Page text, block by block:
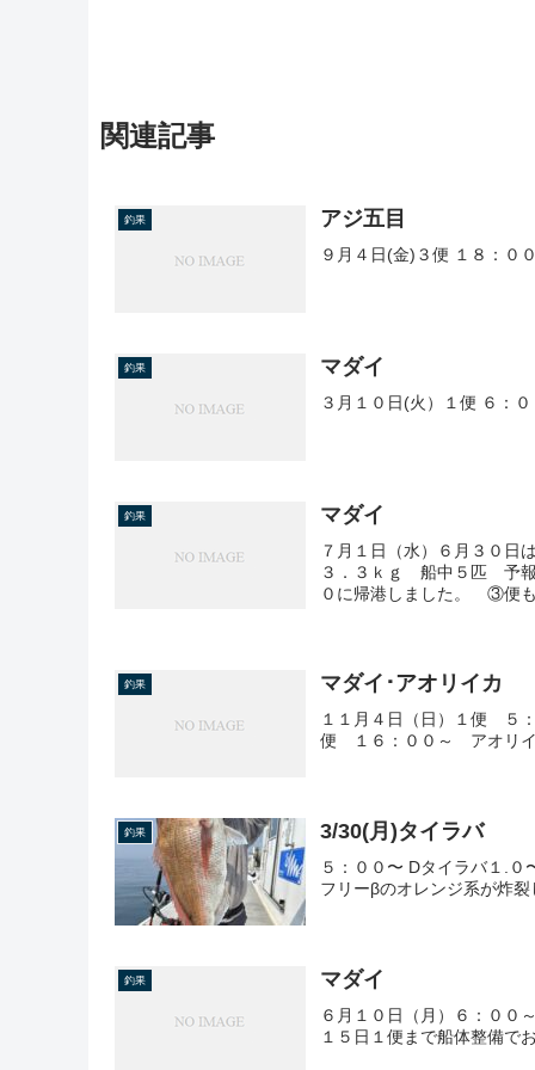
関連記事
釣果 アジ五目
９月４日(金)３便 １８：０
釣果 マダイ
３月１０日(火）１便 ６：
釣果 マダイ
７月１日（水）６月３０
３．３ｋｇ 船中５匹 予報
０に帰港しました。 ③便
釣果 マダイ･アオリイカ
１１月４日（日）１便 ５
便 １６：００～ アオリイ
釣果 3/30(月)タイラバ
５：００〜 Dタイラバ１.
フリーβのオレンジ系が炸
釣果 マダイ
６月１０日（月）６：００
１５日１便まで船体整備で